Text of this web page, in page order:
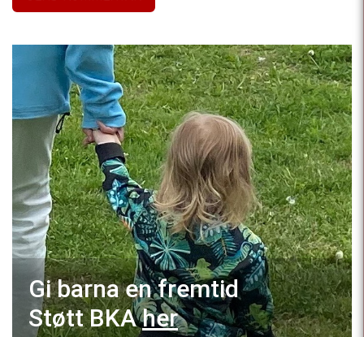
Gi barna en fremtid
Støtt BKAher